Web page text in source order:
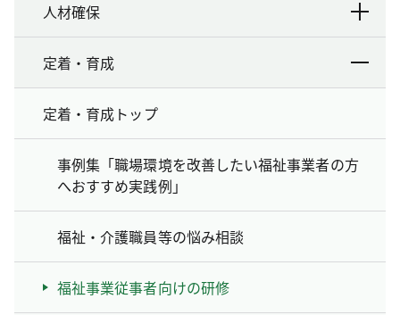
人材確保
定着・育成
定着・育成トップ
事例集「職場環境を改善したい福祉事業者の方
へおすすめ実践例」
福祉・介護職員等の悩み相談
福祉事業従事者向けの研修